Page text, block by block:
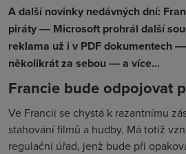
A další novinky nedávných dní:
piráty ― Microsoft prohrál další
reklama už i v PDF dokumentech
několikrát za sebou ― a více...
Francie bude odpojovat
Ve Francii se chystá k razantnímu
stahování filmů a hudby. Má totiž
regulační úřad, jenž bude při